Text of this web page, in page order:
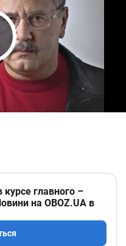
Video
главного –
на OBOZ.UA в